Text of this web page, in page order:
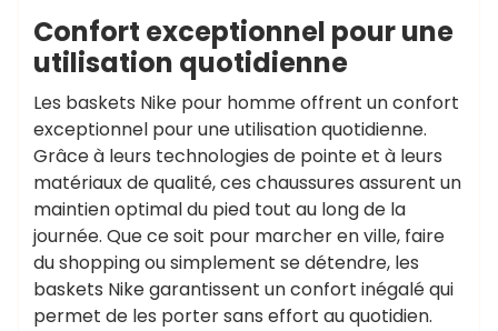
Confort exceptionnel pour une
utilisation quotidienne
Les baskets Nike pour homme offrent un confort
exceptionnel pour une utilisation quotidienne.
Grâce à leurs technologies de pointe et à leurs
matériaux de qualité, ces chaussures assurent un
maintien optimal du pied tout au long de la
journée. Que ce soit pour marcher en ville, faire
du shopping ou simplement se détendre, les
baskets Nike garantissent un confort inégalé qui
permet de les porter sans effort au quotidien.